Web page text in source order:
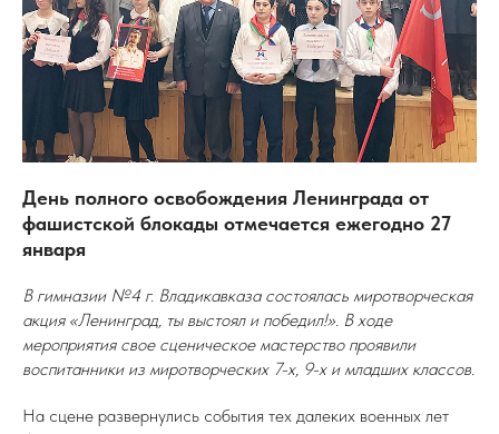
День полного освобождения Ленинграда от
фашистской блокады отмечается ежегодно 27
января
В гимназии №4 г. Владикавказа состоялась миротворческая
акция «Ленинград, ты выстоял и победил!». В ходе
мероприятия свое сценическое мастерство проявили
воспитанники из миротворческих 7-х, 9-х и младших классов.
На сцене развернулись события тех далеких военных лет